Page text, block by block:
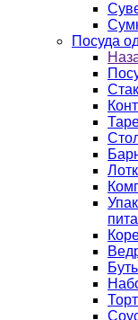
Посуда